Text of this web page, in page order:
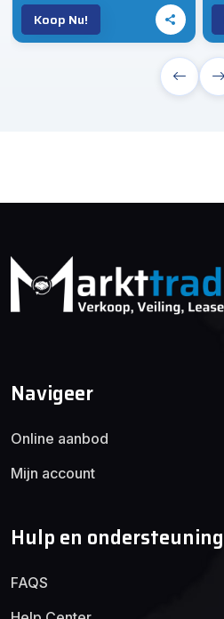
Koop Nu!
Navigeer
Online aanbod
Mijn account
Hulp en ondersteuning
FAQS